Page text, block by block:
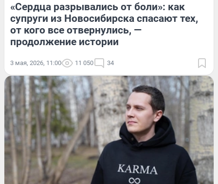
«Сердца разрывались от боли»: как
супруги из Новосибирска спасают тех,
от кого все отвернулись, —
продолжение истории
3 мая, 2026, 11:00 11 050 34